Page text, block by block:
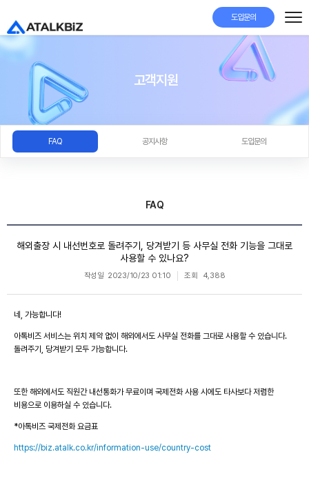
도입문의
고객지원
FAQ 공지사항 도입문의
FAQ
해외출장 시 내선번호로 돌려주기, 당겨받기 등 사무실 전화 기능을 그대로
사용할 수 있나요?
작성일 2023/10/23 01:10 조회 4,388
네, 가능합니다!
아톡비즈 서비스는 위치 제약 없이 해외에서도 사무실 전화를 그대로 사용할 수 있습니다.
돌려주기, 당겨받기 모두 가능합니다.
또한 해외에서도 직원간 내선통화가 무료이며 국제전화 사용 시에도 타사보다 저렴한
비용으로 이용하실 수 있습니다.
*아톡비즈 국제전화 요금표
https://biz.atalk.co.kr/information-use/country-cost